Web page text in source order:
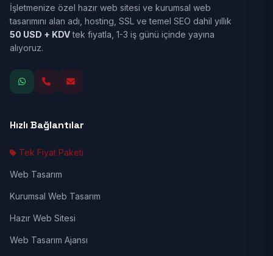
İşletmenize özel hazır web sitesi ve kurumsal web
tasarımını alan adı, hosting, SSL ve temel SEO dahil yıllık
50 USD + KDVtek fiyatla, 1-3 iş günü içinde yayına
alıyoruz.
Hızlı Bağlantılar
Tek Fiyat Paketi
Web Tasarım
Kurumsal Web Tasarım
Hazır Web Sitesi
Web Tasarım Ajansı